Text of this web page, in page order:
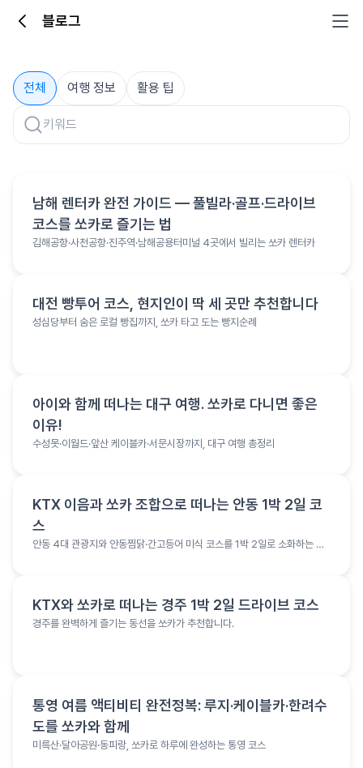
블로그
블로그
전체 여행 정보 활용 팁
여행 정보
남해 렌터카 완전 가이드 — 풀빌라·골프·드라이브
코스를 쏘카로 즐기는 법
김해공항·사천공항·진주역·남해공용터미널 4곳에서 빌리는 쏘카 렌터카
여행 정보
대전 빵투어 코스, 현지인이 딱 세 곳만 추천합니다
성심당부터 숨은 로컬 빵집까지, 쏘카 타고 도는 빵지순례
여행 정보
아이와 함께 떠나는 대구 여행. 쏘카로 다니면 좋은
이유!
수성못·이월드·앞산 케이블카·서문시장까지, 대구 여행 총정리
여행 정보
KTX 이음과 쏘카 조합으로 떠나는 안동 1박 2일 코
스
안동 4대 관광지와 안동찜닭·간고등어 미식 코스를 1박 2일로 소화하는 여
여행 정보
KTX와 쏘카로 떠나는 경주 1박 2일 드라이브 코스
경주를 완벽하게 즐기는 동선을 쏘카가 추천합니다.
여행 정보
통영 여름 액티비티 완전정복: 루지·케이블카·한려수
도를 쏘카와 함께
미륵산·달아공원·동피랑, 쏘카로 하루에 완성하는 통영 코스